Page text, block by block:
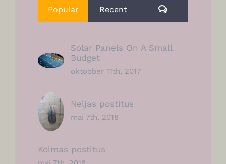
Popular Recent Comments
Solar Panels On A Small
Budget
oktoober 11th, 2017
Neljas postitus
mai 7th, 2018
Kolmas postitus